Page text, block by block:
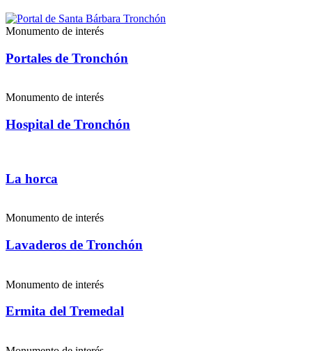
Monumento de interés
Portales de Tronchón
Monumento de interés
Hospital de Tronchón
La horca
Monumento de interés
Lavaderos de Tronchón
Monumento de interés
Ermita del Tremedal